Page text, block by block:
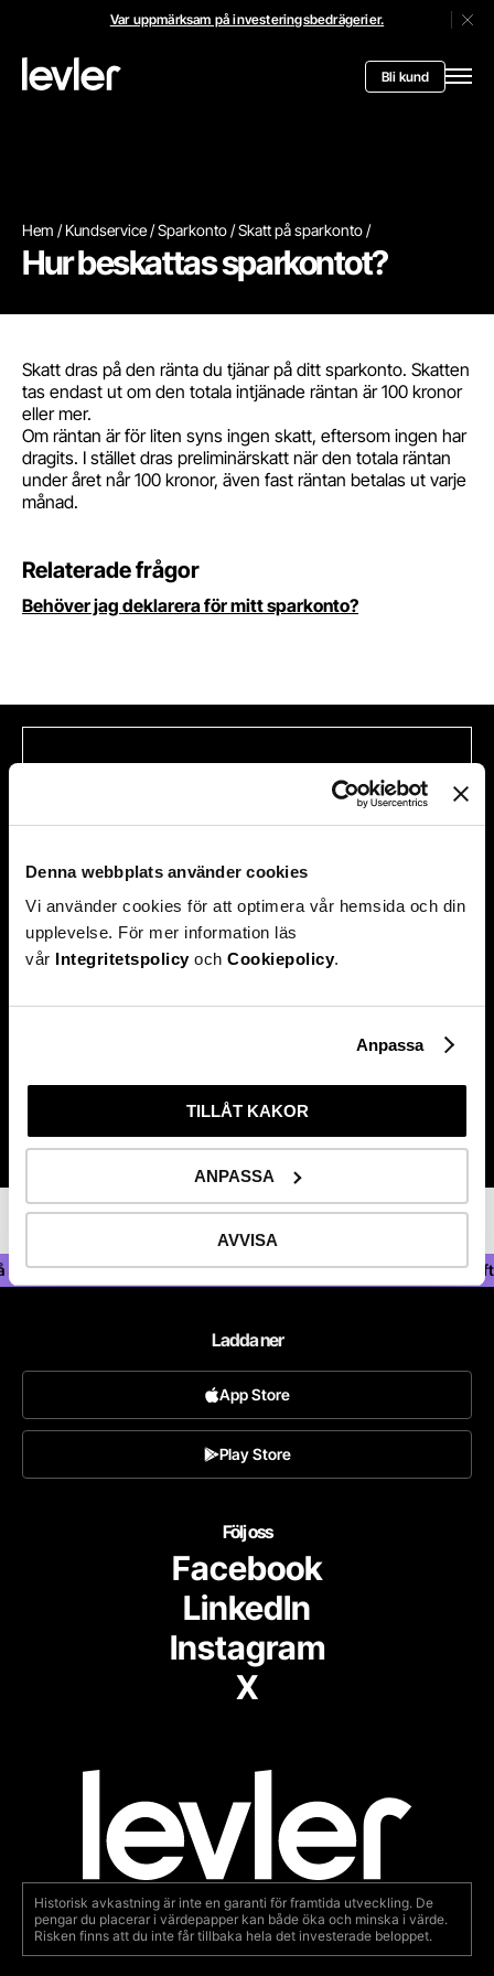
Denna webbplats använder cookies
Vi använder cookies för att optimera vår hemsida och din
upplevelse. För mer information läs
vår Integritetspolicy och Cookiepolicy.
Anpassa
TILLÅT KAKOR
ANPASSA
AVVISA
Var uppmärksam på investeringsbedrägerier.
Header.toStartPagee Bli kund
Hem Kundservice Sparkonto Skatt på sparkonto
Hur beskattas sparkontot?
Skatt dras på den ränta du tjänar på ditt sparkonto. Skatten
tas endast ut om den totala intjänade räntan är 100 kronor
eller mer.
Om räntan är för liten syns ingen skatt, eftersom ingen har
dragits. I stället dras preliminärskatt när den totala räntan
under året når 100 kronor, även fast räntan betalas ut varje
månad.
Relaterade frågor
Behöver jag deklarera för mitt sparkonto?
Hittade du inte svaret på din
fråga?
fonder — Statlig insättningsgaranti —Aktiehandel med låga
Ladda ner
App Store
Play Store
Följ oss
Facebook
LinkedIn
Instagram
X
Historisk avkastning är inte en garanti för framtida utveckling. De
pengar du placerar i värdepapper kan både öka och minska i värde.
Risken finns att du inte får tillbaka hela det investerade beloppet.